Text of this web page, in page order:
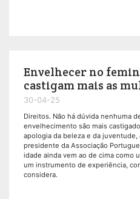
Envelhecer no
castigam mais as
30-04-25
Direitos. Não há dúvida nenhuma
envelhecimento são mais
apologia da beleza e da juventude,
presidente da Associação
idade ainda vem ao de cima como
um instrumento de experiência,
considera.